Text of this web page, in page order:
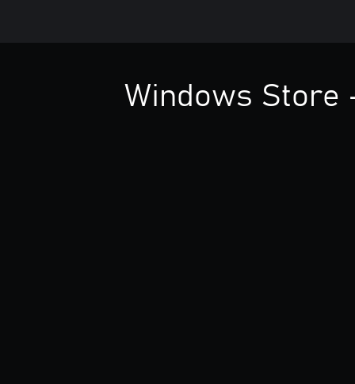
Windows Store